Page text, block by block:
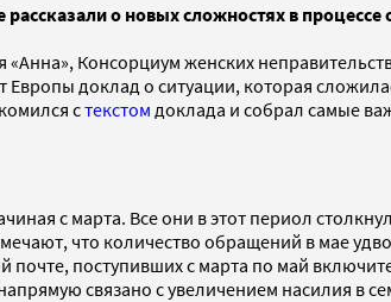
о новых сложностях в
Консорциум женских
доклад о ситуации, которая
стекстом доклада и собрал самые
с марта. Все они в этот периол
что количество обращений в мае
поступивших с марта по май
связано с увеличением насилия в